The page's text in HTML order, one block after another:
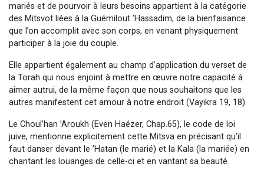
mariés et de pourvoir à leurs besoins appartient à la catégorie
des Mitsvot liées à la Guémilout ’Hassadim, de la bienfaisance
que l’on accomplit avec son corps, en venant physiquement
participer à la joie du couple.
Elle appartient également au champ d’application du verset de
la Torah qui nous enjoint à mettre en œuvre notre capacité à
aimer autrui, de la même façon que nous souhaitons que les
autres manifestent cet amour à notre endroit (Vayikra 19, 18).
Le Choul’han ’Aroukh (Even Haézer, Chap.65), le code de loi
juive, mentionne explicitement cette Mitsva en précisant qu’il
faut danser devant le ’Hatan (le marié) et la Kala (la mariée) en
chantant les louanges de celle-ci et en vantant sa beauté.